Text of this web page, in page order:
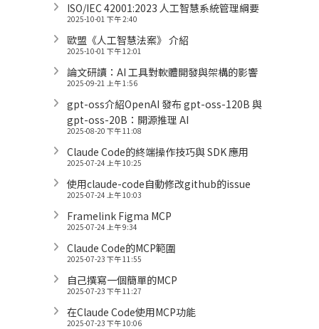
ISO/IEC 42001:2023 人工智慧系統管理綱要
2025-10-01 下午 2:40
歐盟《人工智慧法案》 介紹
2025-10-01 下午 12:01
論文研讀：AI 工具對軟體開發與架構的影響
2025-09-21 上午 1:56
gpt-oss介紹OpenAI 發布 gpt-oss-120B 與
gpt-oss-20B：開源推理 AI
2025-08-20 下午 11:08
Claude Code的終端操作技巧與 SDK 應用
2025-07-24 上午 10:25
使用claude-code自動修改github的issue
2025-07-24 上午 10:03
Framelink Figma MCP
2025-07-24 上午 9:34
Claude Code的MCP範圍
2025-07-23 下午 11:55
自己撰寫一個簡單的MCP
2025-07-23 下午 11:27
在Claude Code使用MCP功能
2025-07-23 下午 10:06